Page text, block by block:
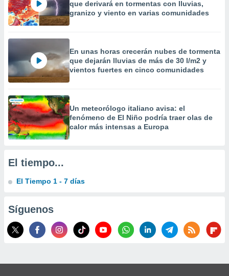
e
mediante
publicidad
de
1199
que derivará en tormentas con lluvias,
granizo y viento en varias comunidades
En unas horas crecerán nubes de tormenta
que dejarán lluvias de más de 30 l/m2 y
vientos fuertes en cinco comunidades
Un meteorólogo italiano avisa: el
fenómeno de El Niño podría traer olas de
calor más intensas a Europa
El tiempo...
El Tiempo 1 - 7 días
Síguenos